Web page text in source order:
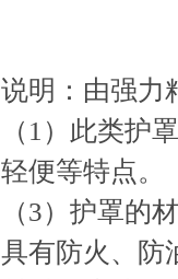
说明： 由强力
（1） 此类护
轻便等特点。
（3） 护罩的
具有防火、防